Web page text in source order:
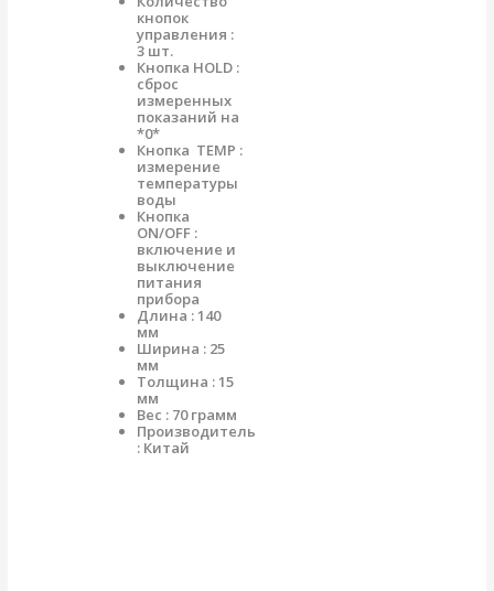
кнопок
управления :
3 шт.
Кнопка HOLD :
сброс
измеренных
показаний на
*0*
Кнопка TEMP :
измерение
температуры
воды
Кнопка
ON/OFF :
включение и
выключение
питания
прибора
Длина : 140
мм
Ширина : 25
мм
Толщина : 15
мм
Вес : 70 грамм
Производитель
: Китай